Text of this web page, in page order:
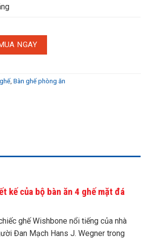
NGAY
, Bàn ghế phòng ăn
kế của bộ bàn ăn 4 ghế mặt đá
ghế Wishbone nổi tiếng của nhà
Đan Mạch Hans J. Wegner trong